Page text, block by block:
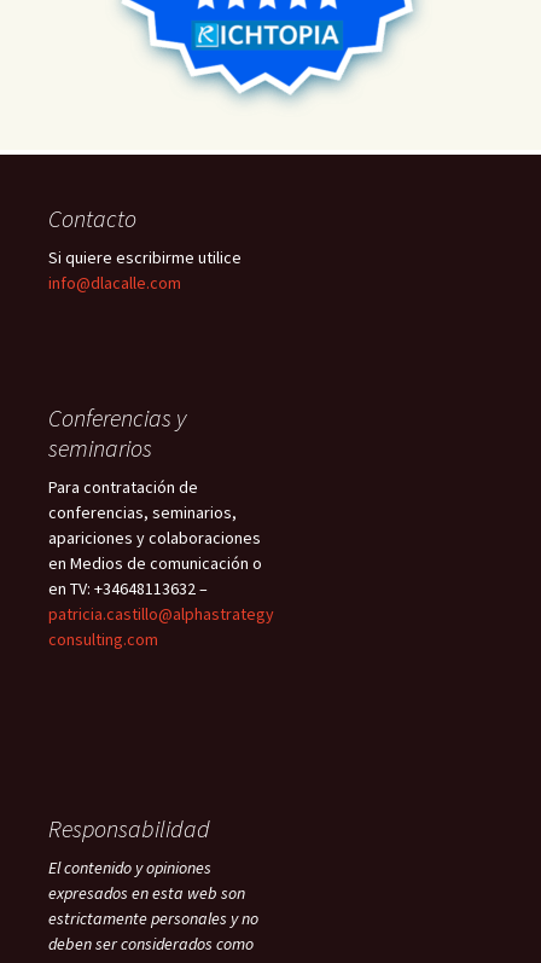
Contacto
Si quiere escribirme utilice
info@dlacalle.com
Conferencias y
seminarios
Para contratación de
conferencias, seminarios,
apariciones y colaboraciones
en Medios de comunicación o
en TV: +34648113632 –
patricia.castillo@alphastrategy
consulting.com
Responsabilidad
El contenido y opiniones
expresados en esta web son
estrictamente personales y no
deben ser considerados como